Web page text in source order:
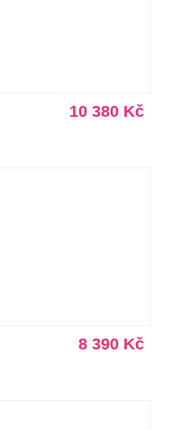
10 380 Kč
8 390 Kč